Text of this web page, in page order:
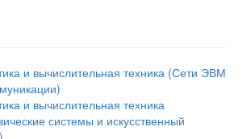
и вычислительная техника (Сети ЭВМ
и вычислительная техника
системы и искусственный